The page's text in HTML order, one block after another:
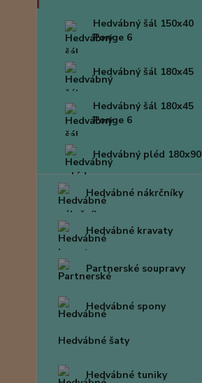
Hedvábný šál 150x40
Ponge 6
Hedvábný šál 180x45
Hedvábný šál 180x45
Ponge 6
Hedvábný pléd 180x90
Hedvábné nákrčníky
Hedvábné kravaty
Partnerské soupravy
Hedvábné spony
Hedvábné šaty
Hedvábné tuniky